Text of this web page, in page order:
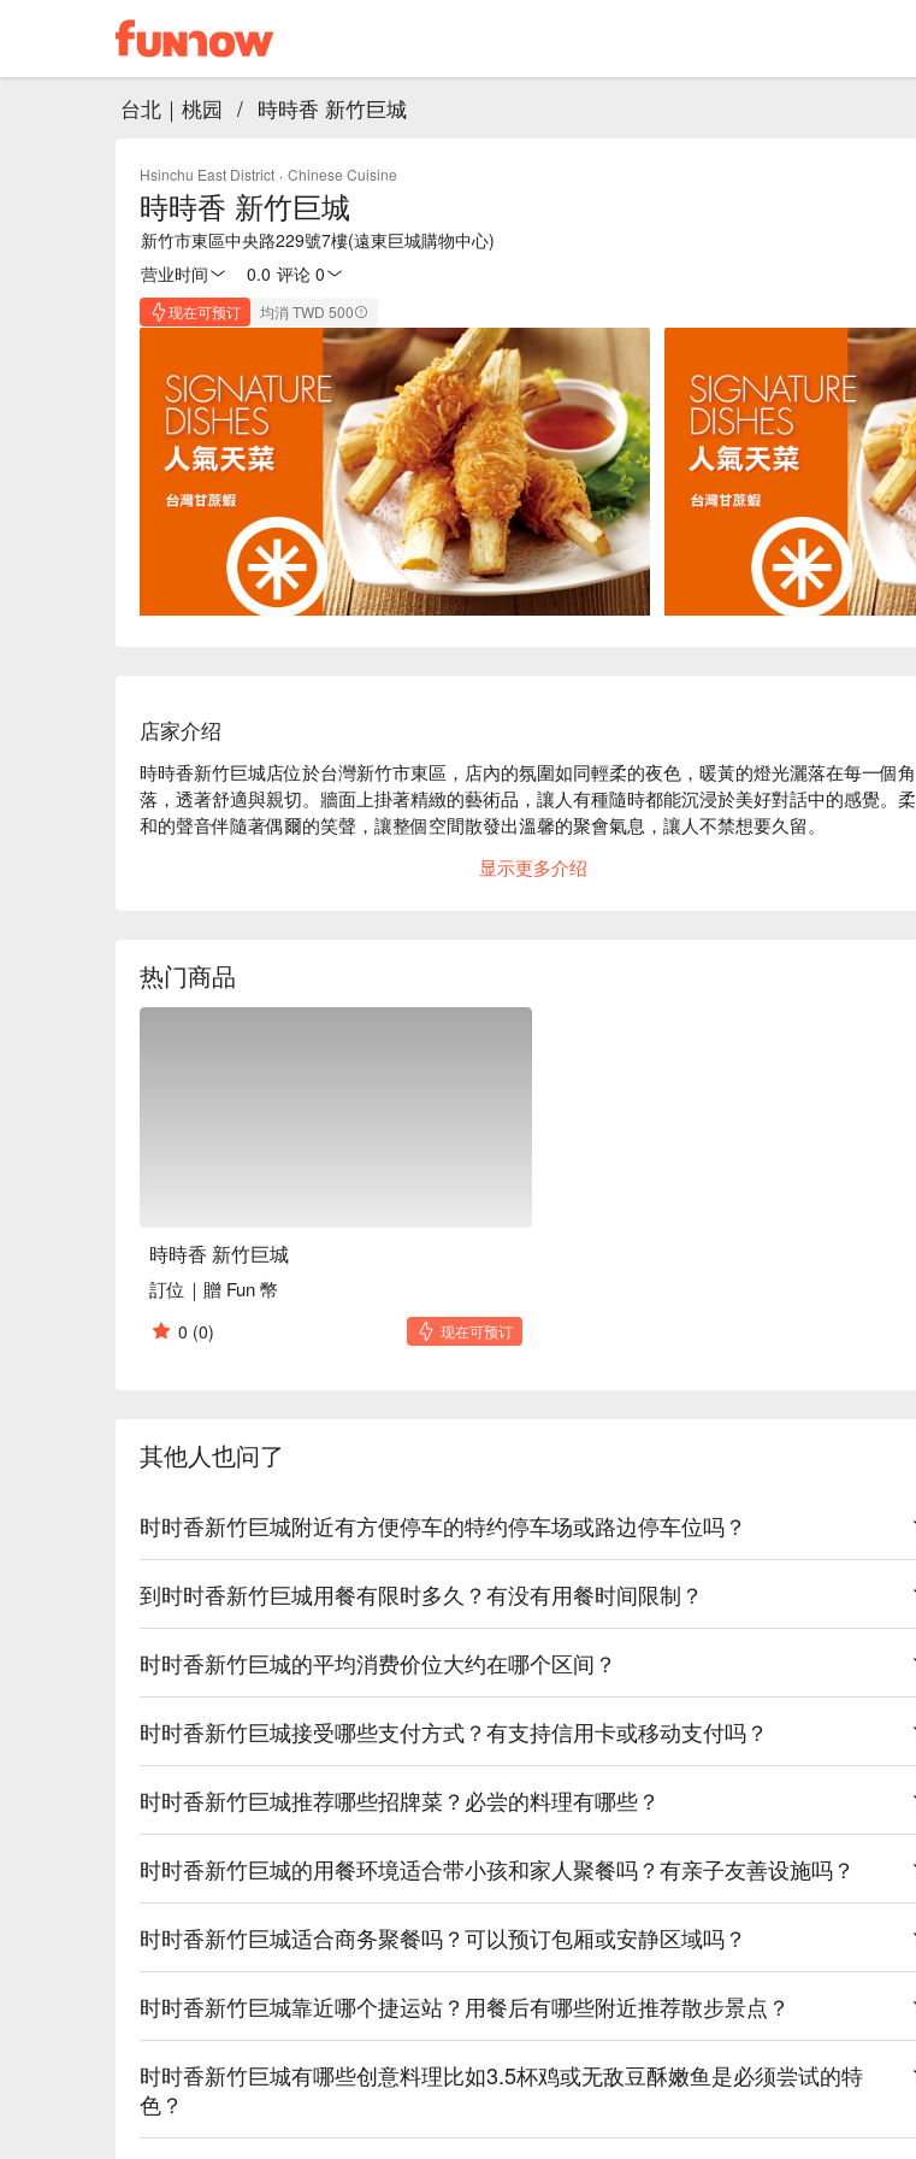
台北｜桃园 / 時時香 新竹巨城
Hsinchu East District · Chinese Cuisine
時時香 新竹巨城
新竹市東區中央路229號7樓(遠東巨城購物中心)
营业时间
0.0 评论 0
现在可预订 均消 TWD 500
店家介绍
時時香新竹巨城店位於台灣新竹市東區，店內的氛圍如同輕柔的夜色，暖黃的燈光灑落在每一個角
落，透著舒適與親切。牆面上掛著精緻的藝術品，讓人有種隨時都能沉浸於美好對話中的感覺。柔
和的聲音伴隨著偶爾的笑聲，讓整個空間散發出溫馨的聚會氣息，讓人不禁想要久留。
在這樣迷人的環境中，3.5 杯雞、超級麻婆豆腐和招牌洛神花茶成為了完美的催化劑，提升了聚會
🤩 玩樂情報
人均消費：均消 TWD 500
【台灣甘蔗蝦】蝦肉鮮甜，甘蔗香沁
🥤 特色飲品
【甘蔗四季青茶】甘甜清香，涼爽回甘
【招牌洛神花茶】酸甜芳香，清新怡人
显示更多介绍
热门商品
時時香 新竹巨城
訂位｜贈 Fun 幣
0 (0) 现在可预订
其他人也问了
时时香新竹巨城附近有方便停车的特约停车场或路边停车位吗？
到时时香新竹巨城用餐有限时多久？有没有用餐时间限制？
时时香新竹巨城的平均消费价位大约在哪个区间？
时时香新竹巨城接受哪些支付方式？有支持信用卡或移动支付吗？
时时香新竹巨城推荐哪些招牌菜？必尝的料理有哪些？
时时香新竹巨城的用餐环境适合带小孩和家人聚餐吗？有亲子友善设施吗？
时时香新竹巨城适合商务聚餐吗？可以预订包厢或安静区域吗？
时时香新竹巨城靠近哪个捷运站？用餐后有哪些附近推荐散步景点？
时时香新竹巨城有哪些创意料理比如3.5杯鸡或无敌豆酥嫩鱼是必须尝试的特
色？